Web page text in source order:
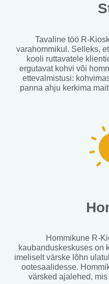
Tavaline töö R-
varahommikul. Selleks,
kooli ruttavatele
ergutavat kohvi või
ettevalmistusi:
panna ahju kerkima
Hommikune R-
kaubanduskeskuses on
imeliselt värske lõhn
ootesaalidesse.
värsked ajalehed,